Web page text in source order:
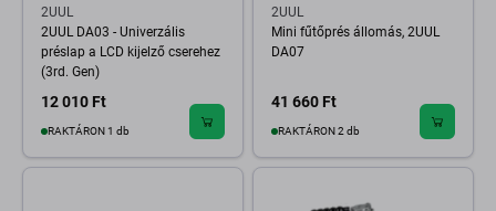
2UUL
2UUL DA03 - Univerzális
préslap a LCD kijelző cserehez
(3rd. Gen)
12 010 Ft
RAKTÁRON 1 db
2UUL
Mini fűtőprés állomás, 2UUL
DA07
41 660 Ft
RAKTÁRON 2 db